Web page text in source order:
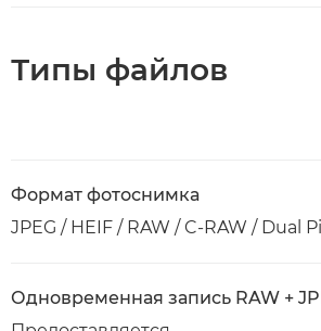
Типы файлов
Формат фотоснимка
JPEG / HEIF / RAW / C-RAW / Dual
Одновременная запись RAW +